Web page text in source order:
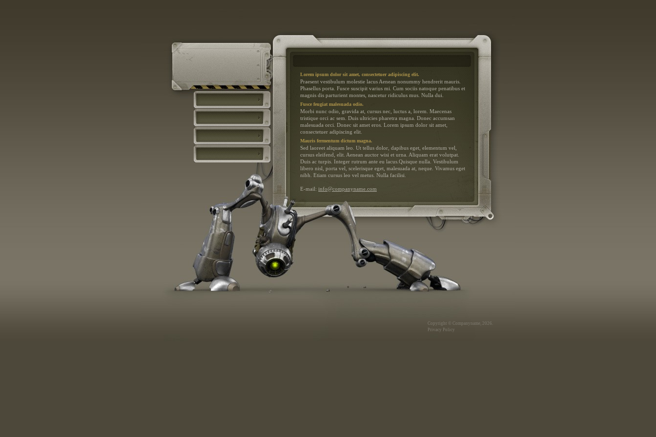
Lorem ipsum dolor sit amet, consectetuer adipiscing elit.
Praesent vestibulum molestie lacus Aenean nonummy hendrerit mauris.
Phasellus porta. Fusce suscipit varius mi. Cum sociis natoque penatibus et
magnis dis parturient montes, nascetur ridiculus mus. Nulla dui.
Fusce feugiat malesuada odio.
Morbi nunc odio, gravida at, cursus nec, luctus a, lorem. Maecenas
tristique orci ac sem. Duis ultricies pharetra magna. Donec accumsan
malesuada orci. Donec sit amet eros. Lorem ipsum dolor sit amet,
consectetuer adipiscing elit.
Mauris fermentum dictum magna.
Sed laoreet aliquam leo. Ut tellus dolor, dapibus eget, elementum vel,
cursus eleifend, elit. Aenean auctor wisi et urna. Aliquam erat volutpat.
Duis ac turpis. Integer rutrum ante eu lacus.Quisque nulla. Vestibulum
libero nisl, porta vel, scelerisque eget, malesuada at, neque. Vivamus eget
nibh. Etiam cursus leo vel metus. Nulla facilisi.
E-mail: info@companyname.com
Copyright © Companyname, 2026.
Privacy Policy